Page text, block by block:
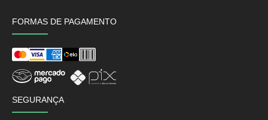
FORMAS DE PAGAMENTO
SEGURANÇA